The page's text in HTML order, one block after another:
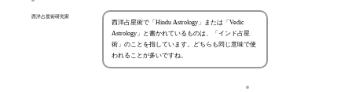
西洋占星術研究家
西洋占星術で「Hindu Astrology」または「Vedic
Astrology」と書かれているものは、「インド占星
術」のことを指しています。どちらも同じ意味で使
われることが多いですね。